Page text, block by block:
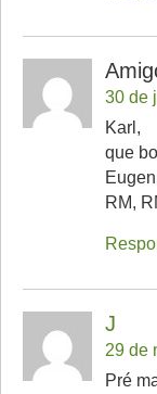
30 de
Karl,
que
RM,
J
29 de
Pré